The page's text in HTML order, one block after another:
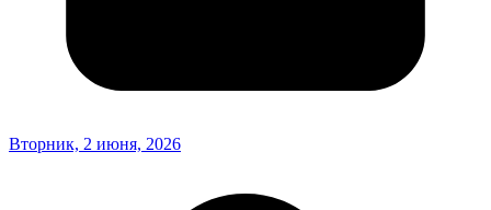
Вторник, 2 июня, 2026